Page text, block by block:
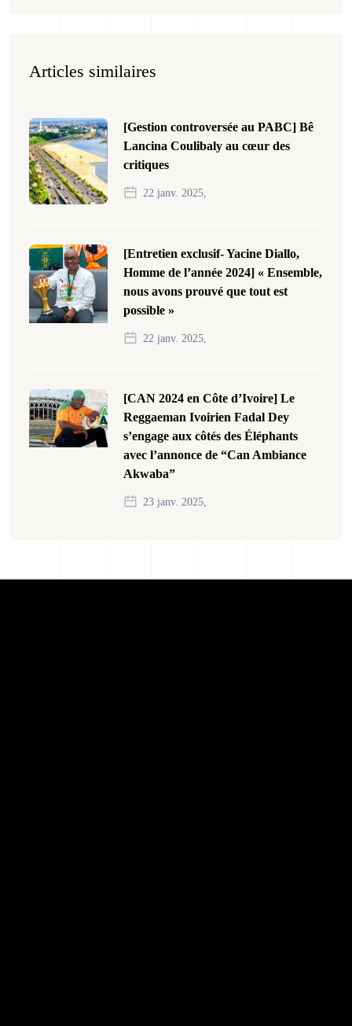
Articles similaires
[Gestion controversée au PABC] Bê
Lancina Coulibaly au cœur des
critiques
22 janv. 2025,
[Entretien exclusif- Yacine Diallo,
Homme de l’année 2024] « Ensemble,
nous avons prouvé que tout est
possible »
22 janv. 2025,
[CAN 2024 en Côte d’Ivoire] Le
Reggaeman Ivoirien Fadal Dey
s’engage aux côtés des Éléphants
avec l’annonce de “Can Ambiance
Akwaba”
23 janv. 2025,